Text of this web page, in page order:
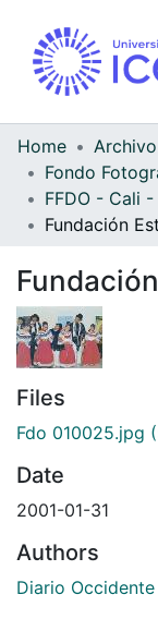
Home
FFDO - Cali
Files
Fdo 010025.jpg
Date
2001-01-31
Authors
Diario Occidente